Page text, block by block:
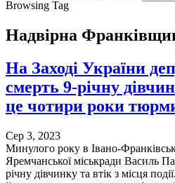
Browsing Tag
Надвірна
На Заході України
смерть 9-річну
це чотири роки
Сер 3, 2023
Минулого року в Івано-
Яремчанської міськради Василь
річну дівчинку та втік з місця